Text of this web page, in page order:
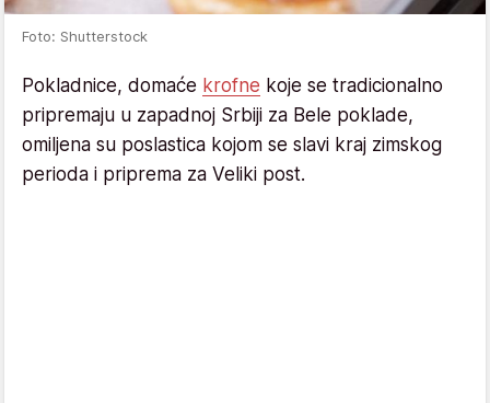
Foto: Shutterstock
Pokladnice, domaće krofne koje se tradicionalno
pripremaju u zapadnoj Srbiji za Bele poklade,
omiljena su poslastica kojom se slavi kraj zimskog
perioda i priprema za Veliki post.